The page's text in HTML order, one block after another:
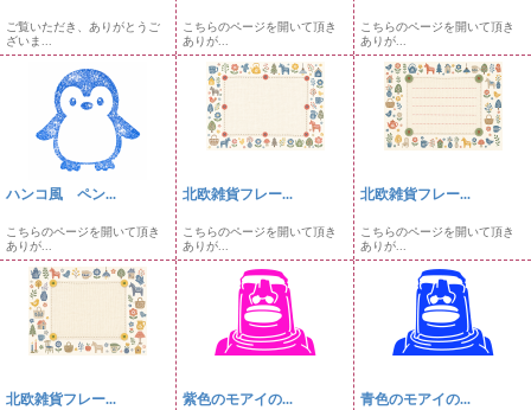
ご覧いただき、ありがとうご
ざいま...
こちらのページを開いて頂き
ありが...
こちらのページを開いて頂き
ありが...
ハンコ風 ペン...
こちらのページを開いて頂き
ありが...
北欧雑貨フレー...
こちらのページを開いて頂き
ありが...
北欧雑貨フレー...
こちらのページを開いて頂き
ありが...
北欧雑貨フレー... 紫色のモアイの... 青色のモアイの...